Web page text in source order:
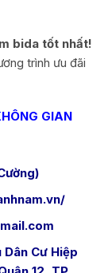
bida tốt nhất!
trình ưu đãi
GIAN
Cư Hiệp